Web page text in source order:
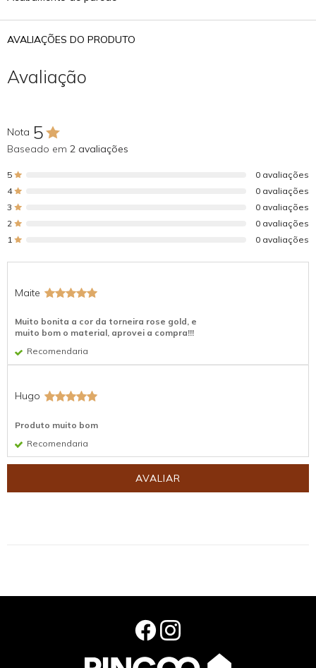
AVALIAÇÕES DO PRODUTO
Avaliação
Nota 5
Baseado em2 avaliações
5
0 avaliações
4
0 avaliações
3
0 avaliações
2
0 avaliações
1
0 avaliações
Maite
Muito bonita a cor da torneira rose gold, e
muito bom o material, aprovei a compra!!!
Recomendaria
Hugo
Produto muito bom
Recomendaria
AVALIAR